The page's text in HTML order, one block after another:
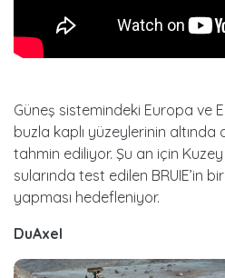
Güneş sistemindeki Europa ve
buzla kaplı yüzeylerinin
tahmin ediliyor. Şu an için
sularında test edilen BRUIE’in
yapması hedefleniyor.
DuAxel